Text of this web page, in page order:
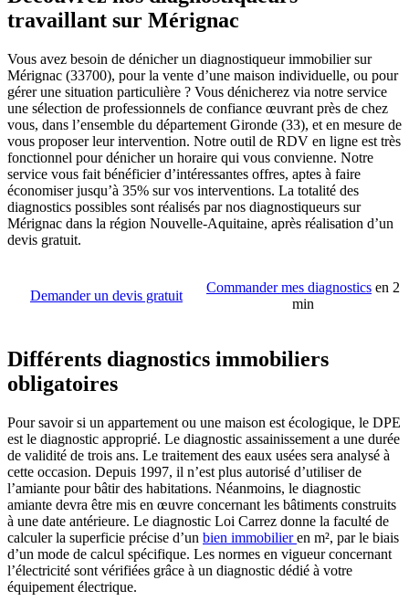
travaillant sur Mérignac
Vous avez besoin de dénicher un diagnostiqueur immobilier sur
Mérignac (33700), pour la vente d’une maison individuelle, ou pour
gérer une situation particulière ? Vous dénicherez via notre service
une sélection de professionnels de confiance œuvrant près de chez
vous, dans l’ensemble du département Gironde (33), et en mesure de
vous proposer leur intervention. Notre outil de RDV en ligne est très
fonctionnel pour dénicher un horaire qui vous convienne. Notre
service vous fait bénéficier d’intéressantes offres, aptes à faire
économiser jusqu’à 35% sur vos interventions. La totalité des
diagnostics possibles sont réalisés par nos diagnostiqueurs sur
Mérignac dans la région Nouvelle-Aquitaine, après réalisation d’un
devis gratuit.
Demander un devis gratuit
Commander mes diagnostics en 2
min
Différents diagnostics immobiliers
obligatoires
Pour savoir si un appartement ou une maison est écologique, le DPE
est le diagnostic approprié. Le diagnostic assainissement a une durée
de validité de trois ans. Le traitement des eaux usées sera analysé à
cette occasion. Depuis 1997, il n’est plus autorisé d’utiliser de
l’amiante pour bâtir des habitations. Néanmoins, le diagnostic
amiante devra être mis en œuvre concernant les bâtiments construits
à une date antérieure. Le diagnostic Loi Carrez donne la faculté de
calculer la superficie précise d’un bien immobilieren m², par le biais
d’un mode de calcul spécifique. Les normes en vigueur concernant
l’électricité sont vérifiées grâce à un diagnostic dédié à votre
équipement électrique.